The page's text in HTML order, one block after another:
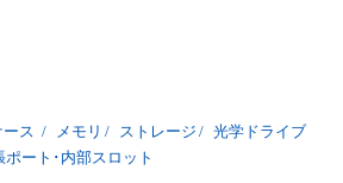
ース / メモリ / ストレージ / 光学ドライブ
ポート･内部スロット